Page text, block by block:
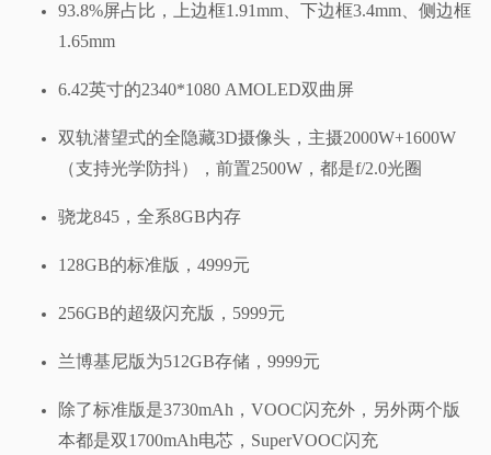
93.8%屏占比，上边框1.91mm、下边框3.4mm、侧边框
1.65mm
6.42英寸的2340*1080 AMOLED双曲屏
双轨潜望式的全隐藏3D摄像头，主摄2000W+1600W
（支持光学防抖），前置2500W，都是f/2.0光圈
骁龙845，全系8GB内存
128GB的标准版，4999元
256GB的超级闪充版，5999元
兰博基尼版为512GB存储，9999元
除了标准版是3730mAh，VOOC闪充外，另外两个版
本都是双1700mAh电芯，SuperVOOC闪充